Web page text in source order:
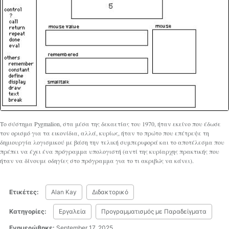
Το σύστημα Pygmalion, στα μέσα της δεκαετίας του 1970, ήταν εκείνο που έδωσε
τον ορισμό για τα εικονίδια, αλλά, κυρίως, ήταν το πρώτο που επέτρεψε τη
δημιουργία λογισμικού με βάση την τελική συμπεριφορά και το αποτέλεσμα που
πρέπει να έχει ένα πρόγραμμα υπολογιστή (αντί της κυρίαρχης πρακτικής που
ήταν να δίνουμε οδηγίες στο πρόγραμμα για το τι ακριβώς να κάνει).
Ετικέτες: Alan Kay Διδακτορικό
Κατηγορίες: Εργαλεία Προγραμματισμός με Παραδείγματα